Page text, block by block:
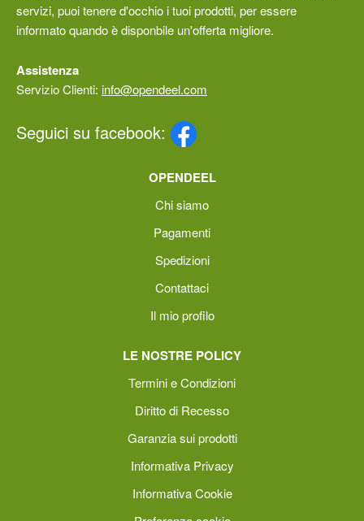
servizi, puoi tenere d'occhio i tuoi prodotti, per essere
informato quando è disponbile un'offerta migliore.
Assistenza
Servizio Clienti: info@opendeel.com
Seguici su facebook:
OPENDEEL
Chi siamo
Pagamenti
Spedizioni
Contattaci
Il mio profilo
LE NOSTRE POLICY
Termini e Condizioni
Diritto di Recesso
Garanzia sui prodotti
Informativa Privacy
Informativa Cookie